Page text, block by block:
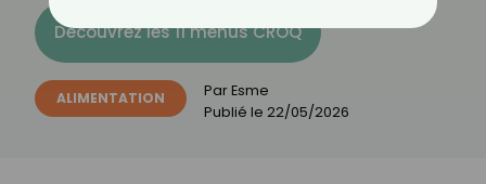
Découvrez les 11 menus CROQ
ALIMENTATION ParEsme
Publié le 22/05/2026